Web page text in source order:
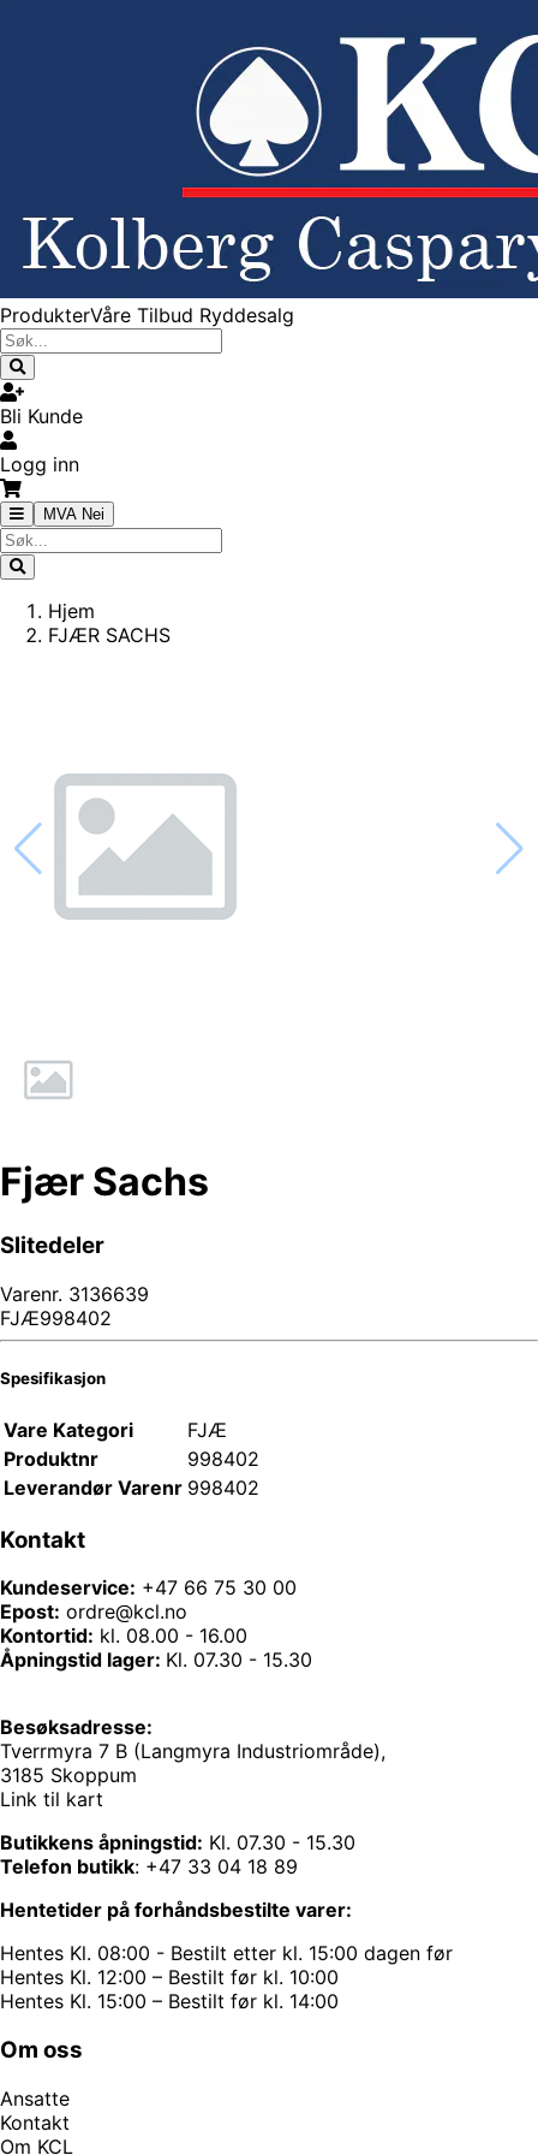
ProdukterVåre Tilbud Ryddesalg
Bli Kunde
Logg inn
MVA Nei
Hjem
FJÆR SACHS
Fjær Sachs
Slitedeler
Varenr. 3136639
FJÆ998402
Spesifikasjon
Vare Kategori
FJÆ
Produktnr
998402
Leverandør Varenr 998402
Kontakt
Kundeservice: +47 66 75 30 00
Epost: ordre@kcl.no
Kontortid: kl. 08.00 - 16.00
Åpningstid lager: Kl. 07.30 - 15.30
Besøksadresse:
Tverrmyra 7 B (Langmyra Industriområde),
3185 Skoppum
Link til kart
Butikkens åpningstid: Kl. 07.30 - 15.30
Telefon butikk: +47 33 04 18 89
Hentetider på forhåndsbestilte varer:
Hentes Kl. 08:00 - Bestilt etter kl. 15:00 dagen før
Hentes Kl. 12:00 – Bestilt før kl. 10:00
Hentes Kl. 15:00 – Bestilt før kl. 14:00
Om oss
Ansatte
Kontakt
Om KCL